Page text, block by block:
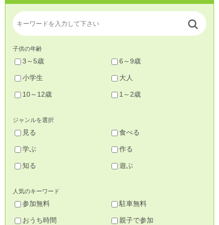
子供の年齢
3～5歳 6～9歳
小学生 大人
10～12歳 1～2歳
ジャンルを選択
見る 食べる
学ぶ 作る
知る 遊ぶ
人気のキーワード
参加無料 駐車無料
おうち時間 親子で参加